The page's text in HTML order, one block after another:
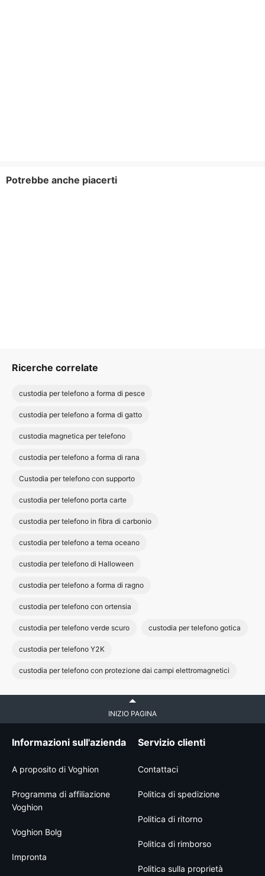
Potrebbe anche piacerti
Ricerche correlate
custodia per telefono a forma di pesce
custodia per telefono a forma di gatto
custodia magnetica per telefono
custodia per telefono a forma di rana
Custodia per telefono con supporto
custodia per telefono porta carte
custodia per telefono in fibra di carbonio
custodia per telefono a tema oceano
custodia per telefono di Halloween
custodia per telefono a forma di ragno
custodia per telefono con ortensia
custodia per telefono verde scuro custodia per telefono gotica
custodia per telefono Y2K
custodia per telefono con protezione dai campi elettromagnetici
INIZIO PAGINA
Informazioni sull'azienda
A proposito di Voghion
Programma di affiliazione
Voghion
Voghion Bolg
Impronta
Servizio clienti
Contattaci
Politica di spedizione
Politica di ritorno
Politica di rimborso
Politica sulla proprietà